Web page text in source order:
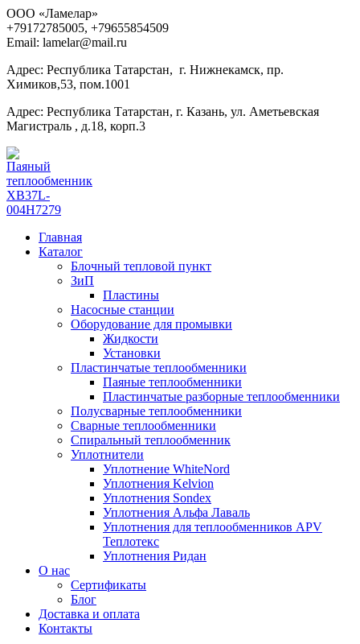
ООО «Ламелар»
+79172785005, +79655854509
Email: lamelar@mail.ru
Адрес: Республика Татарстан, г. Нижнекамск, пр.
Химиков,53, пом.1001
Адрес: Республика Татарстан, г. Казань, ул. Аметьевская
Магистраль , д.18, корп.3
Главная
Каталог
Блочный тепловой пункт
ЗиП
Пластины
Насосные станции
Оборудование для промывки
Жидкости
Установки
Пластинчатые теплообменники
Паяные теплообменники
Пластинчатые разборные теплообменники
Полусварные теплообменники
Сварные теплообменники
Спиральный теплообменник
Уплотнители
Уплотнение WhiteNord
Уплотнения Kelvion
Уплотнения Sondex
Уплотнения Альфа Лаваль
Уплотнения для теплообменников APV
Теплотекс
Уплотнения Ридан
О нас
Сертификаты
Блог
Доставка и оплата
Контакты